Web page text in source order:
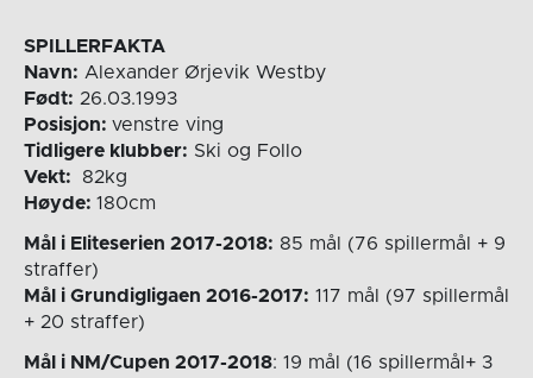
SPILLERFAKTA
Navn: Alexander Ørjevik Westby
Født: 26.03.1993
Posisjon: venstre ving
Tidligere klubber: Ski og Follo
Vekt:
82kg
Høyde: 180cm
Mål i Eliteserien 2017-2018: 85 mål (76 spillermål + 9
straffer)
Mål i Grundigligaen 2016-2017: 117 mål (97 spillermål
+ 20 straffer)
Mål i NM/Cupen 2017-2018: 19 mål (16 spillermål+ 3